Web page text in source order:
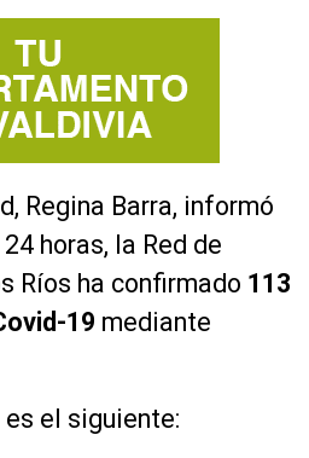
Regina Barra, informó
horas, la Red de
Ríos ha confirmado 113
19 mediante
el siguiente: